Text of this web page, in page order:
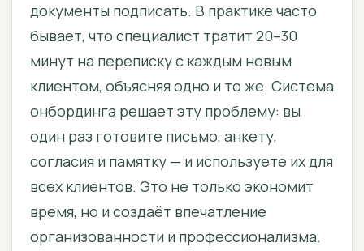
документы подписать. В практике часто
бывает, что специалист тратит 20–30
минут на переписку с каждым новым
клиентом, объясняя одно и то же. Система
онбординга решает эту проблему: вы
один раз готовите письмо, анкету,
согласия и памятку — и используете их для
всех клиентов. Это не только экономит
время, но и создаёт впечатление
организованности и профессионализма.